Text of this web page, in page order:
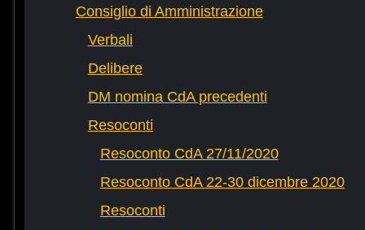
Consiglio di Amministrazione
Verbali
Delibere
DM nomina CdA precedenti
Resoconti
Resoconto CdA 27/11/2020
Resoconto CdA 22-30 dicembre 2020
Resoconti